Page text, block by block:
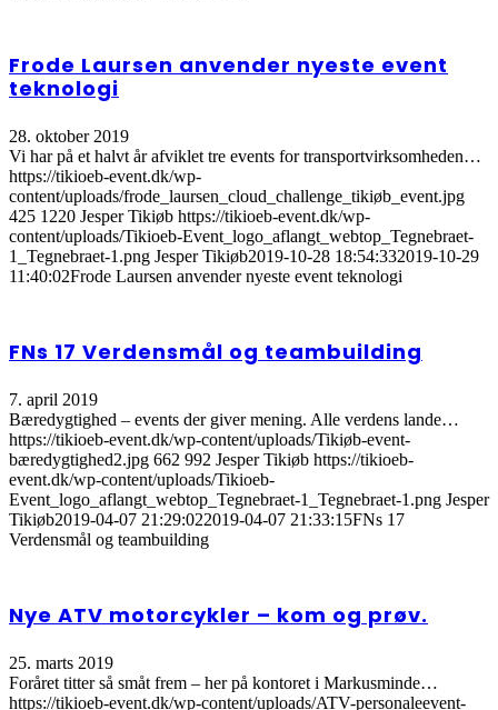
Frode Laursen anvender nyeste event
teknologi
28. oktober 2019
Vi har på et halvt år afviklet tre events for transportvirksomheden…
https://tikioeb-event.dk/wp-
content/uploads/frode_laursen_cloud_challenge_tikiøb_event.jpg
425 1220 Jesper Tikiøb https://tikioeb-event.dk/wp-
content/uploads/Tikioeb-Event_logo_aflangt_webtop_Tegnebraet-
1_Tegnebraet-1.png Jesper Tikiøb2019-10-28 18:54:332019-10-29
11:40:02Frode Laursen anvender nyeste event teknologi
FNs 17 Verdensmål og teambuilding
7. april 2019
Bæredygtighed – events der giver mening. Alle verdens lande…
https://tikioeb-event.dk/wp-content/uploads/Tikiøb-event-
bæredygtighed2.jpg 662 992 Jesper Tikiøb https://tikioeb-
event.dk/wp-content/uploads/Tikioeb-
Event_logo_aflangt_webtop_Tegnebraet-1_Tegnebraet-1.png Jesper
Tikiøb2019-04-07 21:29:022019-04-07 21:33:15FNs 17
Verdensmål og teambuilding
Nye ATV motorcykler – kom og prøv.
25. marts 2019
Foråret titter så småt frem – her på kontoret i Markusminde…
https://tikioeb-event.dk/wp-content/uploads/ATV-personaleevent-